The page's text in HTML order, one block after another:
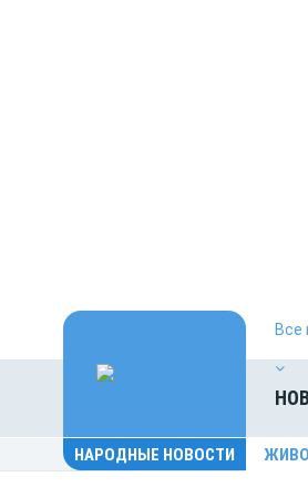
Все
НАРОДНЫЕ НОВОСТИ